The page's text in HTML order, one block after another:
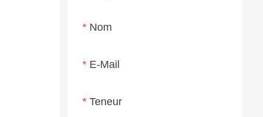
Nom
E-Mail
Teneur